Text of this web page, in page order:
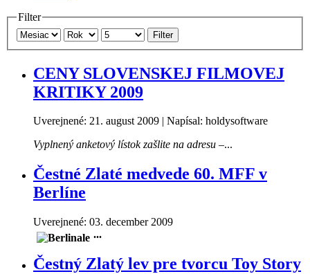
Filter
Filter
CENY SLOVENSKEJ FILMOVEJ
KRITIKY 2009
Uverejnené: 21. august 2009 | Napísal: holdysoftware
Vyplnený anketový lístok zašlite na adresu –...
Čestné Zlaté medvede 60. MFF v
Berlíne
Uverejnené: 03. december 2009
...
Čestný Zlatý lev pre tvorcu Toy Story